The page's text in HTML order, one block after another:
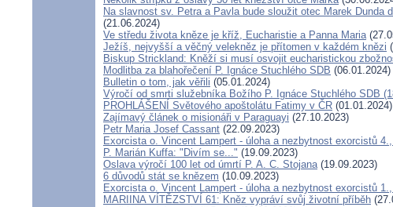
Na slavnost sv. Petra a Pavla bude sloužit otec Marek Dunda
(21.06.2024)
Ve středu života kněze je kříž, Eucharistie a Panna Maria
Ježíš, nejvyšší a věčný velekněz je přítomen v každém knězi
Biskup Strickland: Kněží si musí osvojit eucharistickou
Modlitba za blahořečení P. Ignáce Stuchlého SDB (06.01.2024)
Bulletin o tom, jak věřili (05.01.2024)
Výročí od smrti služebníka Božího P. Ignáce Stuchlého SDB
PROHLÁŠENÍ Světového apoštolátu Fatimy v ČR (01.01.2024)
Zajímavý článek o misionáři v Paraguayi (27.10.2023)
Petr Maria Josef Cassant (22.09.2023)
Exorcista o. Vincent Lampert - úloha a nezbytnost exorcistů
P. Marián Kuffa: "Divím se..." (19.09.2023)
Oslava výročí 100 let od úmrtí P. A. C. Stojana(19.09.2023)
6 důvodů stát se knězem (10.09.2023)
Exorcista o. Vincent Lampert - úloha a nezbytnost exorcistů
MARIINA VÍTĚZSTVÍ 61: Kněz vypráví svůj životní příběh